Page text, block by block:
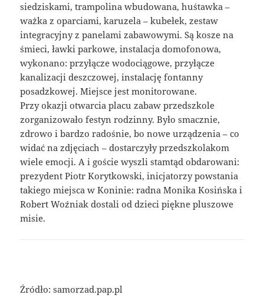
siedziskami, trampolina wbudowana, huśtawka –
ważka z oparciami, karuzela – kubełek, zestaw
integracyjny z panelami zabawowymi. Są kosze na
śmieci, ławki parkowe, instalacja domofonowa,
wykonano: przyłącze wodociągowe, przyłącze
kanalizacji deszczowej, instalację fontanny
posadzkowej. Miejsce jest monitorowane.
Przy okazji otwarcia placu zabaw przedszkole
zorganizowało festyn rodzinny. Było smacznie,
zdrowo i bardzo radośnie, bo nowe urządzenia – co
widać na zdjęciach – dostarczyły przedszkolakom
wiele emocji. A i goście wyszli stamtąd obdarowani:
prezydent Piotr Korytkowski, inicjatorzy powstania
takiego miejsca w Koninie: radna Monika Kosińska i
Robert Woźniak dostali od dzieci piękne pluszowe
misie.
Źródło: samorzad.pap.pl